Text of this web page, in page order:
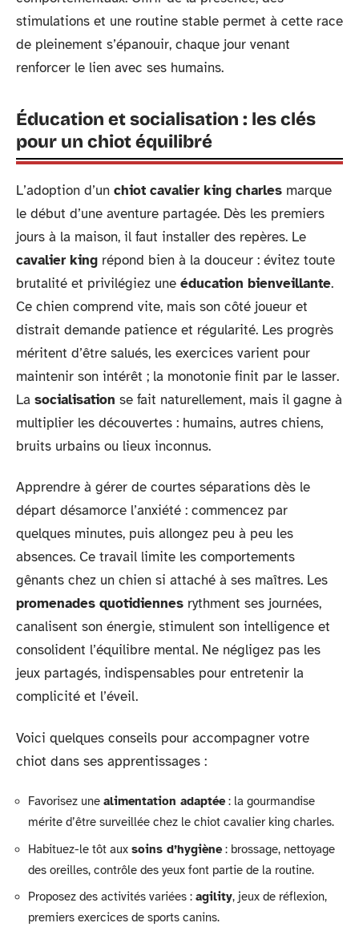
stimulations et une routine stable permet à cette race
de pleinement s’épanouir, chaque jour venant
renforcer le lien avec ses humains.
Éducation et socialisation : les clés
pour un chiot équilibré
L’adoption d’un chiot cavalier king charles marque
le début d’une aventure partagée. Dès les premiers
jours à la maison, il faut installer des repères. Le
cavalier king répond bien à la douceur : évitez toute
brutalité et privilégiez une éducation bienveillante.
Ce chien comprend vite, mais son côté joueur et
distrait demande patience et régularité. Les progrès
méritent d’être salués, les exercices varient pour
maintenir son intérêt ; la monotonie finit par le lasser.
La socialisation se fait naturellement, mais il gagne à
multiplier les découvertes : humains, autres chiens,
bruits urbains ou lieux inconnus.
Apprendre à gérer de courtes séparations dès le
départ désamorce l’anxiété : commencez par
quelques minutes, puis allongez peu à peu les
absences. Ce travail limite les comportements
gênants chez un chien si attaché à ses maîtres. Les
promenades quotidiennes rythment ses journées,
canalisent son énergie, stimulent son intelligence et
consolident l’équilibre mental. Ne négligez pas les
jeux partagés, indispensables pour entretenir la
complicité et l’éveil.
Voici quelques conseils pour accompagner votre
chiot dans ses apprentissages :
Favorisez une alimentation adaptée: la gourmandise
mérite d’être surveillée chez le chiot cavalier king charles.
Habituez-le tôt aux soins d’hygiène: brossage, nettoyage
des oreilles, contrôle des yeux font partie de la routine.
Proposez des activités variées : agility, jeux de réflexion,
premiers exercices de sports canins.